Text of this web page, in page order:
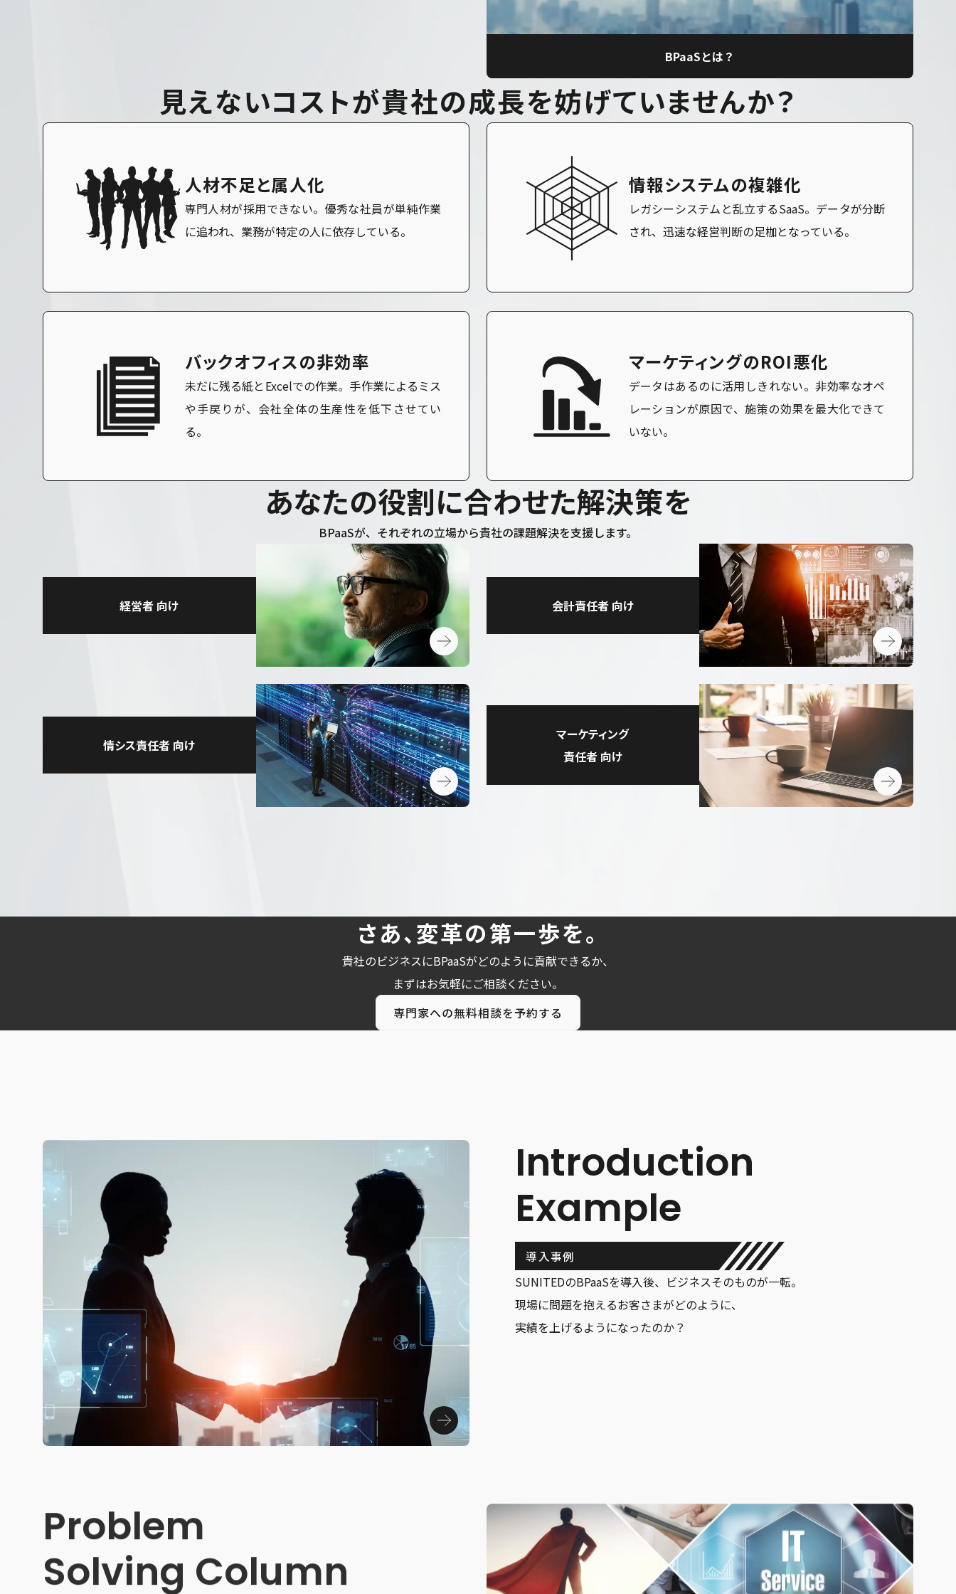
BPaaSとは？
見えないコス トが貴社の成長を妨げていませんか？
人材不足と属人化
専門人材が採用できない。優秀な社員が単純作業
に追われ、業務が特定の人に依存している。
情報システムの複雑化
レガシーシステムと乱立するSaaS。データが分断
され、迅速な経営判断の足枷となっている。
バックオフィスの非効率
未だに残る紙とExcelでの作業。手作業によるミス
や手戻りが、会社全体の生産性を低下させてい
る。
マーケティングのROI悪化
データはあるのに活用しきれない。非効率なオペ
レーションが原因で、施策の効果を最大化できて
いない。
あなたの役割に合わせた解決策を
BPaaSが、それぞれの立場から貴社の課題解決を支援します。
経営者 向け 会計責任者 向け
情シス責任者 向け
マーケティング
責任者 向け
さあ、変革の第一歩を。
貴社のビジネスにBPaaSがどのように貢献できるか、
まずはお気軽にご相談ください。
専門家への無料相談を予約する
Introduction
Example
導入事例
SUNITEDのBPaaSを導入後、ビジネスそのものが一転。
現場に問題を抱えるお客さまがどのように、
実績を上げるようになったのか？
Problem
Solving Column